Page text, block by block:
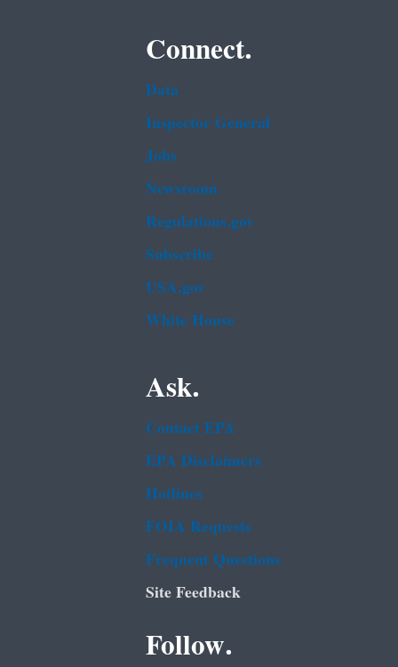
Connect.
Data
Inspector General
Jobs
Newsroom
Regulations.gov
Subscribe
USA.gov
White House
Ask.
Contact EPA
EPA Disclaimers
Hotlines
FOIA Requests
Frequent Questions
Site Feedback
Follow.